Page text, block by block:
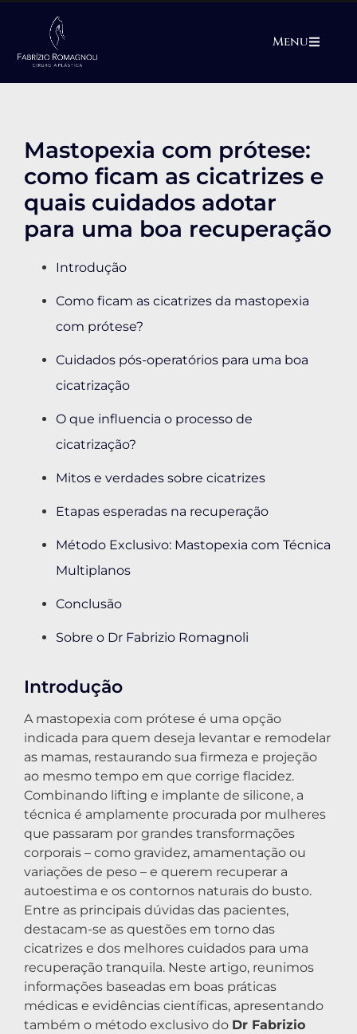
Menu
Mastopexia com prótese:
como ficam as cicatrizes e
quais cuidados adotar
para uma boa recuperação
Introdução
Como ficam as cicatrizes da mastopexia
com prótese?
Cuidados pós-operatórios para uma boa
cicatrização
O que influencia o processo de
cicatrização?
Mitos e verdades sobre cicatrizes
Etapas esperadas na recuperação
Método Exclusivo: Mastopexia com Técnica
Multiplanos
Conclusão
Sobre o Dr Fabrizio Romagnoli
Introdução
A mastopexia com prótese é uma opção
indicada para quem deseja levantar e remodelar
as mamas, restaurando sua firmeza e projeção
ao mesmo tempo em que corrige flacidez.
Combinando lifting e implante de silicone, a
técnica é amplamente procurada por mulheres
que passaram por grandes transformações
corporais – como gravidez, amamentação ou
variações de peso – e querem recuperar a
autoestima e os contornos naturais do busto.
Entre as principais dúvidas das pacientes,
destacam-se as questões em torno das
cicatrizes e dos melhores cuidados para uma
recuperação tranquila. Neste artigo, reunimos
informações baseadas em boas práticas
médicas e evidências científicas, apresentando
também o método exclusivo do Dr Fabrizio